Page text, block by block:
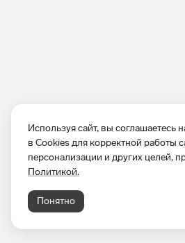
Используя сайт, вы соглашаетесь
в Cookies для корректной работы
персонализации и других целей,
Политикой.
Понятно